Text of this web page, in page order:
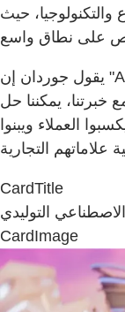
والتكنولوجيا، حيث
يقول جوردان إن "Adobe تمنحنا التطبيقات الإبداعية لتقديم
يمكننا حل
العملاء ويبنوا
CardTitle
CardImage